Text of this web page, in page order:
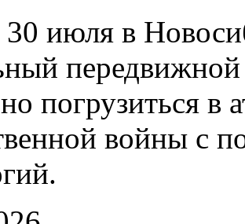
июля в
погрузиться
войны с